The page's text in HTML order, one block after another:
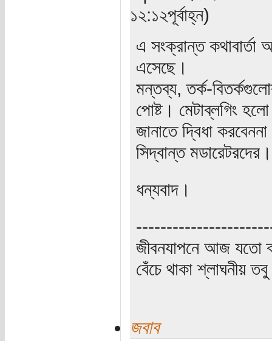
১২:১২পূর্বাহ্ন)
এ সংক্রান্ত কথাবার্তা
এসেছে।
মন্তব্য, তর্ক-
পোষ্ট। মেটাব্লগিং
জানাতে দ্বিধা
সিদ্বান্ত মডারেটরদের।
ধন্যবাদ।
জীবনযাপনে আজ যতো
বেঁচে থাকা শ্লাঘনীয়
জবাব